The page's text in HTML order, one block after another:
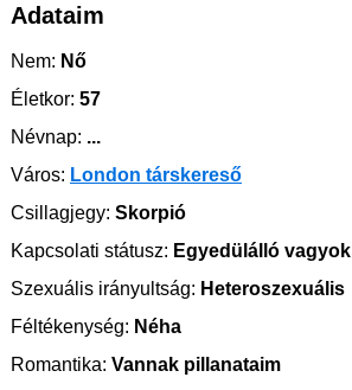
Adataim
Nem: Nő
Életkor: 57
Névnap: ...
Város: London társkereső
Csillagjegy: Skorpió
Kapcsolati státusz: Egyedülálló vagyok
Szexuális irányultság: Heteroszexuális
Féltékenység: Néha
Romantika: Vannak pillanataim